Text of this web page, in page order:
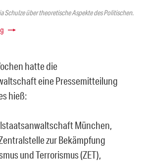
Schulze über theoretische Aspekte des Politischen.
hatte die
eine Pressemitteilung
hieß:
München,
zur Bekämpfung
und Terrorismus (ZET),